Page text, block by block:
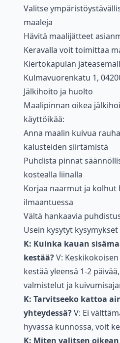
Valitse
maaleja
Hävitä maalijätteet
Keravalla voit toimittaa
Kiertokapulan
Kulmavuorenkatu 1,
Jälkihoito ja huolto
Maalipinnan oikea
käyttöikää:
Anna maalin kuivua
kalusteiden siirtämistä
Puhdista pinnat
kostealla liinalla
Korjaa naarmut ja kolhut
ilmaantuessa
Vältä hankaavia
Usein kysytyt kysymykset
K: Kuinka kauan
kestää?V:
kestää yleensä 1-2
valmistelut ja
K: Tarvitseeko kattoa
yhteydessä?V: Ei
hyvässä kunnossa, voit
K: Miten valitsen